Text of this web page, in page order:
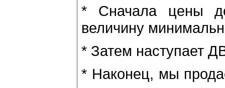
* Сначала цены
величину
* Затем наступает
* Наконец, мы